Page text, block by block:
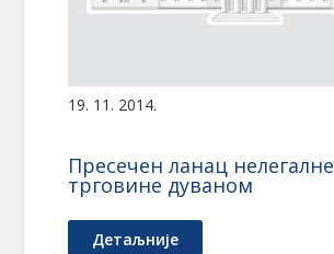
19. 11. 2014.
Пресечен ланац нелегалне
трговине дуваном
Детаљније